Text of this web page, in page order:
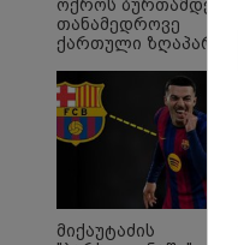
ოქროს ბურთამდე:
თანამედროვე
ქართული ზღაპარი
მიქაუტაძის